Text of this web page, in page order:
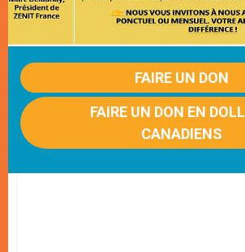
FAIRE UN DON
FAIRE UN DON EN
CANADIENS